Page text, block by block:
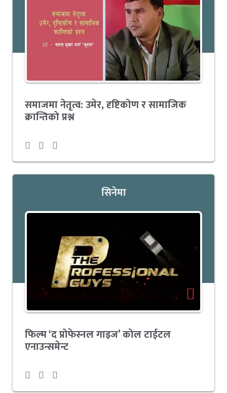
समाजमा नेतृत्व: उमेर, दृष्टिकोण र सामाजिक
क्रान्तिको प्रश्न
सिनेमा
फिल्म ‘द प्रोफेस्नल गाइज’ कोल टाईटल
एनाउन्समेन्ट